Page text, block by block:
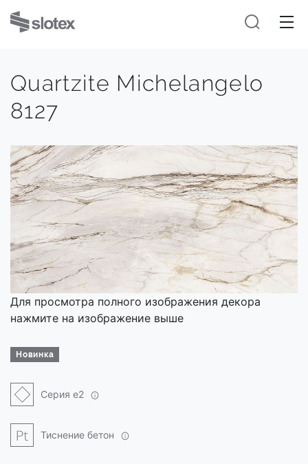
Quartzite Michelangelo
8127
Для просмотра полного изображения декора
нажмите на изображение выше
Новинка
Серия e2
Тиснение бетон